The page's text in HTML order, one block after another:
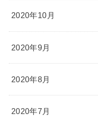
2020年10月
2020年9月
2020年8月
2020年7月